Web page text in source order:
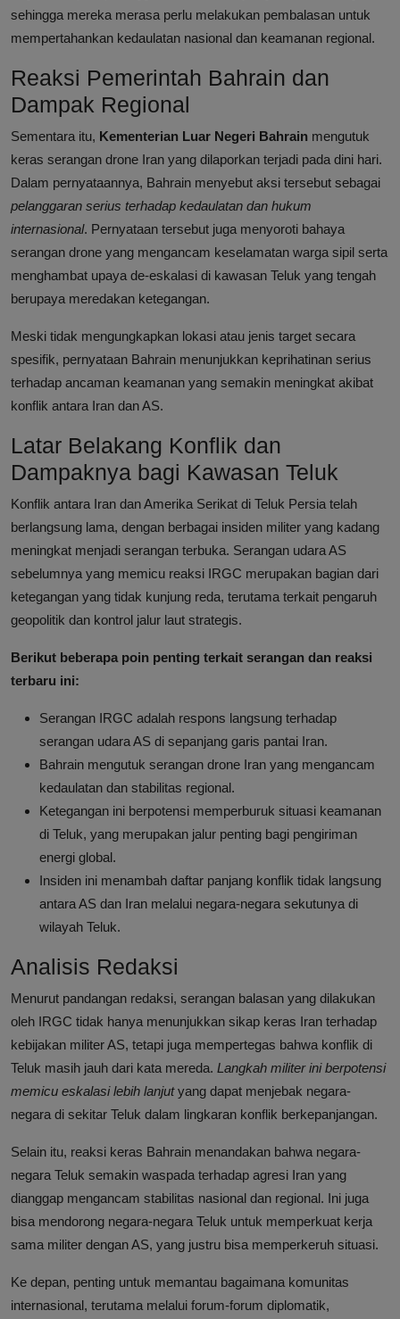
sehingga mereka merasa perlu melakukan pembalasan untuk
mempertahankan kedaulatan nasional dan keamanan regional.
Reaksi Pemerintah Bahrain dan
Dampak Regional
Sementara itu, Kementerian Luar Negeri Bahrain mengutuk
keras serangan drone Iran yang dilaporkan terjadi pada dini hari.
Dalam pernyataannya, Bahrain menyebut aksi tersebut sebagai
pelanggaran serius terhadap kedaulatan dan hukum
internasional. Pernyataan tersebut juga menyoroti bahaya
serangan drone yang mengancam keselamatan warga sipil serta
menghambat upaya de-eskalasi di kawasan Teluk yang tengah
berupaya meredakan ketegangan.
Meski tidak mengungkapkan lokasi atau jenis target secara
spesifik, pernyataan Bahrain menunjukkan keprihatinan serius
terhadap ancaman keamanan yang semakin meningkat akibat
konflik antara Iran dan AS.
Latar Belakang Konflik dan
Dampaknya bagi Kawasan Teluk
Konflik antara Iran dan Amerika Serikat di Teluk Persia telah
berlangsung lama, dengan berbagai insiden militer yang kadang
meningkat menjadi serangan terbuka. Serangan udara AS
sebelumnya yang memicu reaksi IRGC merupakan bagian dari
ketegangan yang tidak kunjung reda, terutama terkait pengaruh
geopolitik dan kontrol jalur laut strategis.
Berikut beberapa poin penting terkait serangan dan reaksi
terbaru ini:
Serangan IRGC adalah respons langsung terhadap
serangan udara AS di sepanjang garis pantai Iran.
Bahrain mengutuk serangan drone Iran yang mengancam
kedaulatan dan stabilitas regional.
Ketegangan ini berpotensi memperburuk situasi keamanan
di Teluk, yang merupakan jalur penting bagi pengiriman
energi global.
Insiden ini menambah daftar panjang konflik tidak langsung
antara AS dan Iran melalui negara-negara sekutunya di
wilayah Teluk.
Analisis Redaksi
Menurut pandangan redaksi, serangan balasan yang dilakukan
oleh IRGC tidak hanya menunjukkan sikap keras Iran terhadap
kebijakan militer AS, tetapi juga mempertegas bahwa konflik di
Teluk masih jauh dari kata mereda. Langkah militer ini berpotensi
memicu eskalasi lebih lanjutyang dapat menjebak negara-
negara di sekitar Teluk dalam lingkaran konflik berkepanjangan.
Selain itu, reaksi keras Bahrain menandakan bahwa negara-
negara Teluk semakin waspada terhadap agresi Iran yang
dianggap mengancam stabilitas nasional dan regional. Ini juga
bisa mendorong negara-negara Teluk untuk memperkuat kerja
sama militer dengan AS, yang justru bisa memperkeruh situasi.
Ke depan, penting untuk memantau bagaimana komunitas
internasional, terutama melalui forum-forum diplomatik,